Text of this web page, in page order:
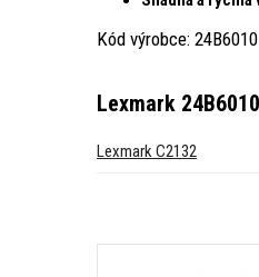
Kód výrobce: 24B6010
Lexmark
Lexmark C2132